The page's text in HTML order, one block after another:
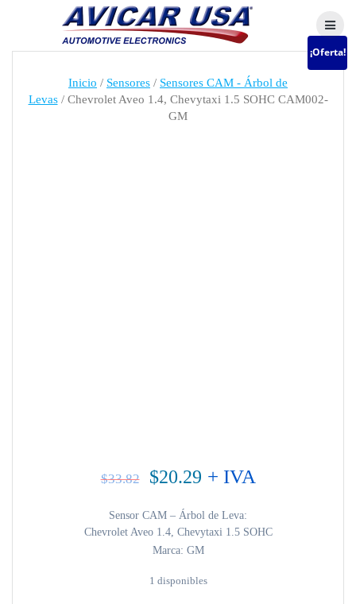
Skip
to
content
Inicio / Sensores / Sensores CAM - Árbol de
Levas/ Chevrolet Aveo 1.4, Chevytaxi 1.5 SOHC CAM002-
GM
¡Oferta!
$33.82 El
precio
original
era:
$33.82.
$20.29El
precio
actual
es:
$20.29.
+ IVA
Sensor CAM – Árbol de Leva:
Chevrolet Aveo 1.4, Chevytaxi 1.5 SOHC
Marca: GM
1 disponibles